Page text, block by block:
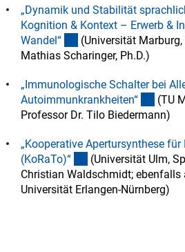
„Dynamik und Stabilität
Kognition & Kontext – Erwerb &
Wandel“ (externer Link)
(Universität
Mathias Scharinger, Ph.D.)
„Immunologische Schalter bei
Autoimmunkrankheiten“
(TU
Professor Dr. Tilo Biedermann)
„Kooperative Apertursynthese
(KoRaTo)“ (externer Link)
(Universität Ulm,
Christian Waldschmidt; ebenfalls
Universität Erlangen-Nürnberg)